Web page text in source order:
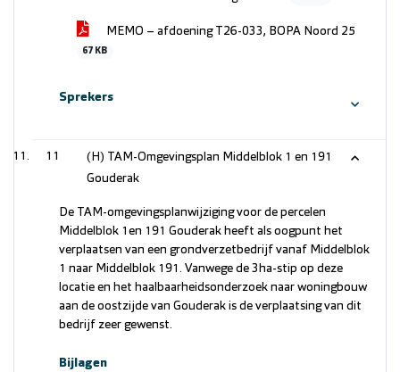
MEMO – afdoening T26-033, BOPA Noord 25
67 KB
Sprekers
11
(H) TAM-Omgevingsplan Middelblok 1 en 191
Gouderak
De TAM-omgevingsplanwijziging voor de percelen
Middelblok 1en 191 Gouderak heeft als oogpunt het
verplaatsen van een grondverzetbedrijf vanaf Middelblok
1 naar Middelblok 191. Vanwege de 3ha-stip op deze
locatie en het haalbaarheidsonderzoek naar woningbouw
aan de oostzijde van Gouderak is de verplaatsing van dit
bedrijf zeer gewenst.
Bijlagen